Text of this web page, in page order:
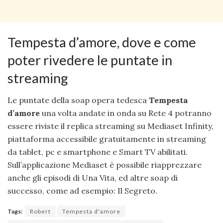
Tempesta d’amore, dove e come
poter rivedere le puntate in
streaming
Le puntate della soap opera tedesca Tempesta
d’amore una volta andate in onda su Rete 4 potranno
essere riviste il replica streaming su Mediaset Infinity,
piattaforma accessibile gratuitamente in streaming
da tablet, pc e smartphone e Smart TV abilitati.
Sull’applicazione Mediaset è possibile riapprezzare
anche gli episodi di Una Vita, ed altre soap di
successo, come ad esempio: Il Segreto.
Tags: Robert
Tempesta d'amore